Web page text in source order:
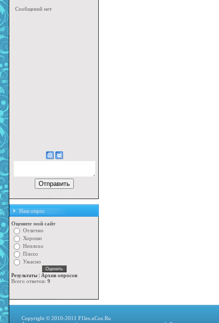
Наш опрос
Оцените мой сайт
Отлично
Хорошо
Неплохо
Плохо
Ужасно
Результаты | Архив опросов
Всего ответов: 9
Copyright © 2010-2011 F1les.uCoz.Ru